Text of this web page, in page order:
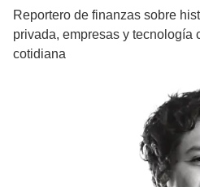
Reportero de finanzas sobre
privada, empresas y tecnología
cotidiana